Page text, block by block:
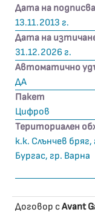
Дата на
13.11.2013 г.
Дата на
31.12.2026 г.
Автоматично
ДА
Пакет
Цифров
Териториален
к.к. Слънчев
Бургас, гр. Варна
Договор сAvant